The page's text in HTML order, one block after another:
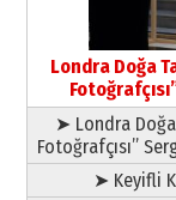
11
Londra Doğa
➤ Londra Doğa
Fotoğrafçısı”
➤ Keyifli